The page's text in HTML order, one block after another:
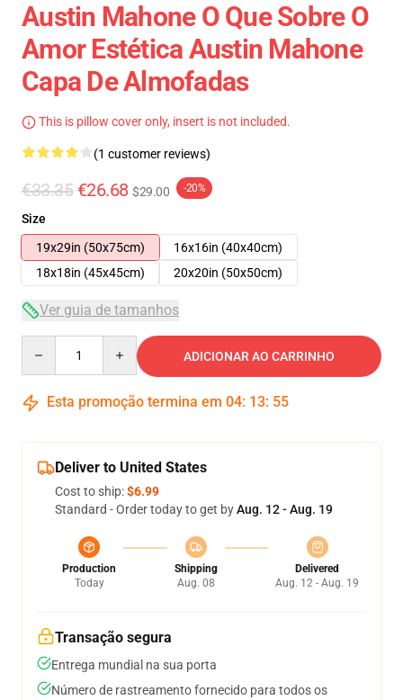
Austin Mahone O Que Sobre O
Amor Estética Austin Mahone
Capa De Almofadas
This is pillow cover only, insert is not included.
(1 customer reviews)
€33.35 €26.68 $29.00 -20%
Size
19x29in (50x75cm)
16x16in (40x40cm)
18x18in (45x45cm)
20x20in (50x50cm)
Ver guia de tamanhos
ADICIONAR AO CARRINHO
Esta promoção termina em 04: 13: 54
Deliver to United States
Cost to ship:$6.99
Standard - Order today to get byAug. 12 - Aug. 19
Production
Today
Shipping
Aug. 08
Delivered
Aug. 12 - Aug. 19
Transação segura
Entrega mundial na sua porta
Número de rastreamento fornecido para todos os